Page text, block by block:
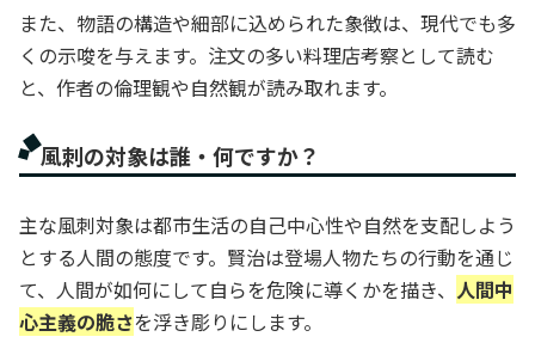
また、物語の構造や細部に込められた象徴は、現代でも多
くの示唆を与えます。注文の多い料理店考察として読む
と、作者の倫理観や自然観が読み取れます。
風刺の対象は誰・何ですか？
主な風刺対象は都市生活の自己中心性や自然を支配しよう
とする人間の態度です。賢治は登場人物たちの行動を通じ
て、人間が如何にして自らを危険に導くかを描き、 人間中
心主義の脆さを浮き彫りにします。